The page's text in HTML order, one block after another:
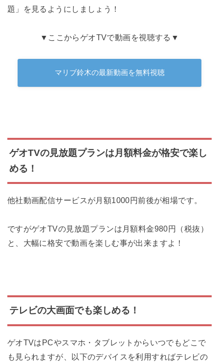
題」を見るようにしましょう！
▼ここからゲオTVで動画を視聴する▼
マリブ鈴木の最新動画を無料視聴
ゲオTVの見放題プランは月額料金が格安で楽し
める！
他社動画配信サービスが月額1000円前後が相場です。
ですがゲオTVの見放題プランは月額料金980円（税抜）
と、大幅に格安で動画を楽しむ事が出来ますよ！
テレビの大画面でも楽しめる！
ゲオTVはPCやスマホ・タブレットからいつでもどこで
も見られますが、以下のデバイスを利用すればテレビの